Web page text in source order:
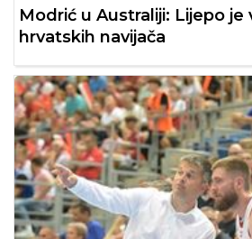
Modrić u Australiji: Lijepo
hrvatskih navijača